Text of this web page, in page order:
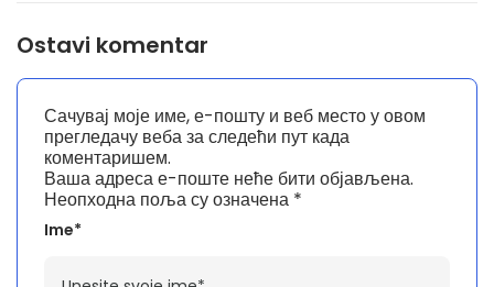
Ostavi komentar
Ваша адреса е-поште неће бити објављена.
Неопходна поља су означена *
Ime*
Сачувај моје име, е-пошту и веб место у овом
прегледачу веба за следећи пут када
коментаришем.